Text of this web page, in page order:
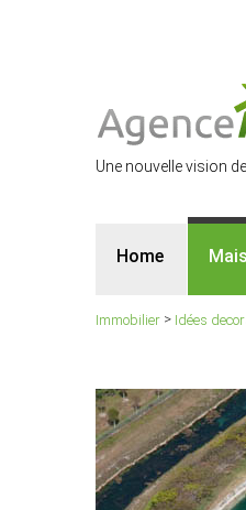
Une nouvelle vision
Home
Immobilier > Idées